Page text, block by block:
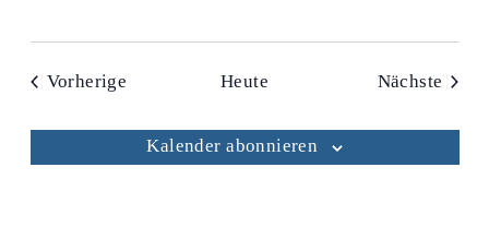
Vorherige Veranstaltungen
Heute Nächste
Kalender abonnieren